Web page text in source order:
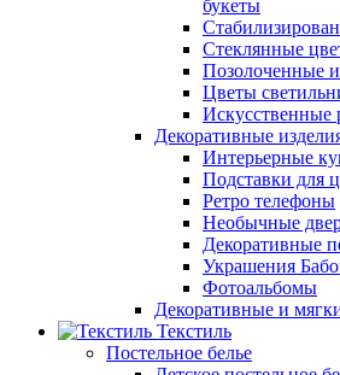
букеты
Стеклянные
Позолоченные
Цветы
Искусственные
Декоративные
Интерьерные
Подставки для
Ретро телефоны
Необычные
Декоративные
Украшения
Фотоальбомы
Декоративные и
Текстиль
Постельное белье